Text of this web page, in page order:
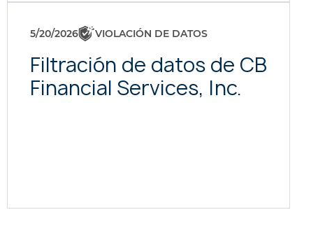
5/20/2026 VIOLACIÓN DE DATOS
Filtración de datos de CB
Financial Services, Inc.